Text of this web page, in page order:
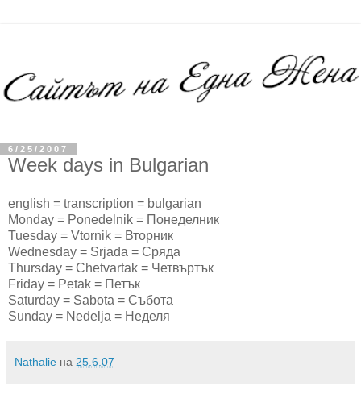
6/25/2007
Week days in Bulgarian
english = transcription = bulgarian
Monday = Ponedelnik = Понеделник
Tuesday = Vtornik = Вторник
Wednesday = Srjada = Сряда
Thursday = Chetvartak = Четвъртък
Friday = Petak = Петък
Saturday = Sabota = Събота
Sunday = Nedelja = Неделя
Nathalie на 25.6.07